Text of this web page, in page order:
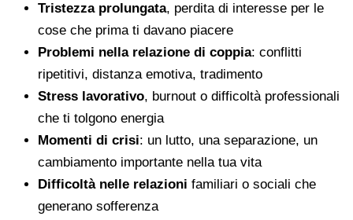
Tristezza prolungata, perdita di interesse per le
cose che prima ti davano piacere
Problemi nella relazione di coppia: conflitti
ripetitivi, distanza emotiva, tradimento
Stress lavorativo, burnout o difficoltà professionali
che ti tolgono energia
Momenti di crisi: un lutto, una separazione, un
cambiamento importante nella tua vita
Difficoltà nelle relazioni familiari o sociali che
generano sofferenza